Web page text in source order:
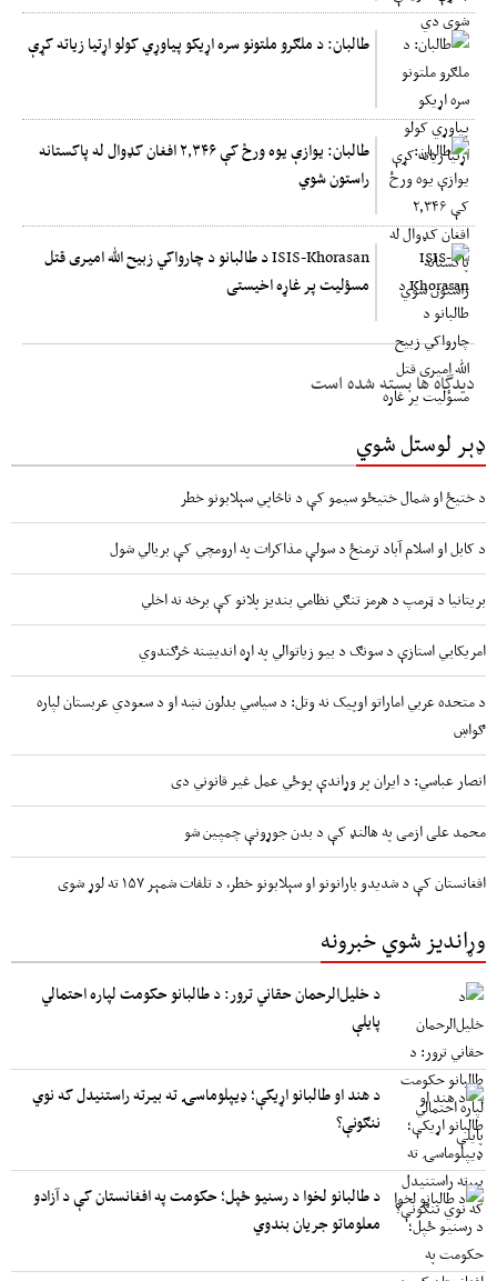
طالبان: د ملګرو ملتونو سره اړیکو پیاوړي کولو اړتیا زیاته کړې
طالبان: یوازې یوه ورځ کې ۲,۳۴۶ افغان کډوال له پاکستانه
راستون شوي
ISIS-Khorasan د طالبانو د چارواکي زبیح الله امیری قتل
مسؤلیت پر غاړه اخیستی
دیدگاه ها بسته شده است
ډېر لوستل شوي
د ختیځ او شمال ختیځو سیمو کې د ناڅاپي سېلابونو خطر
د کابل او اسلام آباد ترمنځ د سولې مذاکرات په ارومچي کې بريالي شول
بریتانیا د ټرمپ د هرمز تنګي نظامي بندیز پلانو کې برخه نه اخلي
امریکايي استازې د سونګ د بیو زیاتوالي په اړه اندیښنه څرګندوي
د متحده عربي اماراتو اوپیک نه وتل: د سیاسي بدلون نښه او د سعودي عربستان لپاره
ګواښ
انصار عباسي: د ایران پر وړاندې پوځي عمل غیر قانوني دی
محمد علی ازمی په هالنډ کې د بدن جوړونې چمپین شو
افغانستان کې د شدیدو بارانونو او سېلابونو خطر، د تلفات شمېر ۱۵۷ ته لوړ شوی
وړاندیز شوي خبرونه
د خلیل‌الرحمان حقاني ترور: د طالبانو حکومت لپاره احتمالي
پایلې
د هند او طالبانو اړیکې؛ ډیپلوماسۍ ته بیرته راستنیدل که نوي
ننګونې؟
د طالبانو لخوا د رسنیو ځپل؛ حکومت په افغانستان کې د آزادو
معلوماتو جریان بندوي